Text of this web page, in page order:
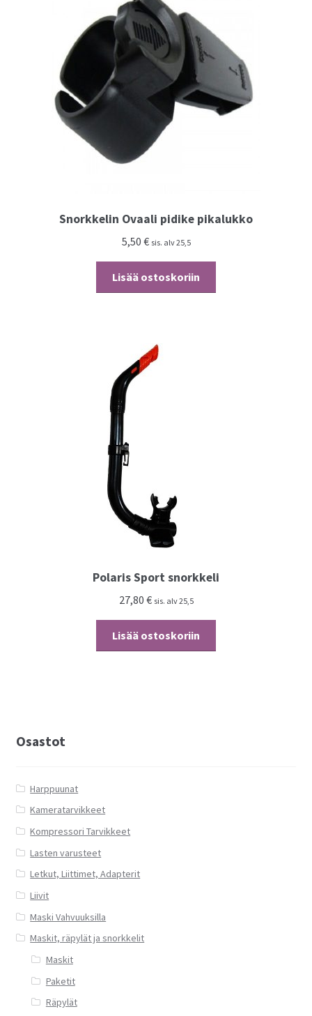
tuotteen
sivulla.
Snorkkelin Ovaali pidike pikalukko
5,50 € sis. alv 25,5
Lisää ostoskoriin
Polaris Sport snorkkeli
27,80 € sis. alv 25,5
Lisää ostoskoriin
Osastot
Harppuunat
Kameratarvikkeet
Kompressori Tarvikkeet
Lasten varusteet
Letkut, Liittimet, Adapterit
Liivit
Maski Vahvuuksilla
Maskit, räpylät ja snorkkelit
Maskit
Paketit
Räpylät